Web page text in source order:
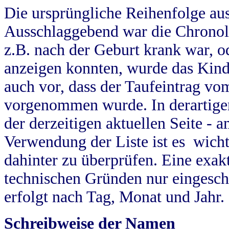
Die ursprüngliche Reihenfolge
Ausschlaggebend war die
z.B. nach der Geburt krank war,
anzeigen konnten, wurde das
auch vor, dass der Taufeintrag
vorgenommen wurde. In
der derzeitigen aktuellen Seite -
Verwendung der Liste ist es
dahinter zu überprüfen. Eine
technischen Gründen nur
erfolgt nach Tag, Monat und Jahr.
Schreibweise der Namen